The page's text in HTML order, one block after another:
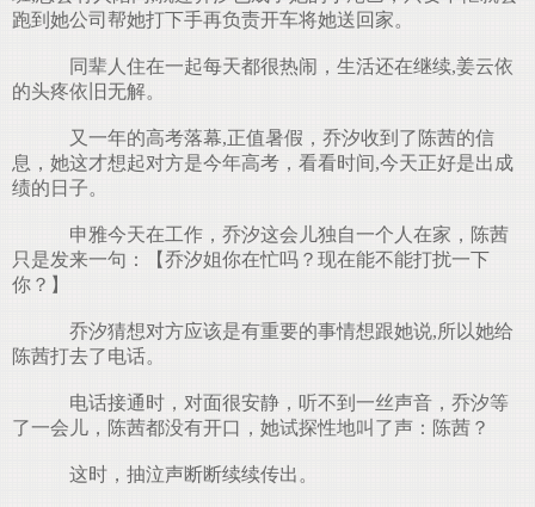
跑到她公司帮她打下手再负责开车将她送回家。
同辈人住在一起每天都很热闹，生活还在继续,姜云依
的头疼依旧无解。
又一年的高考落幕,正值暑假，乔汐收到了陈茜的信
息，她这才想起对方是今年高考，看看时间,今天正好是出成
绩的日子。
申雅今天在工作，乔汐这会儿独自一个人在家，陈茜
只是发来一句：【乔汐姐你在忙吗？现在能不能打扰一下
你？】
乔汐猜想对方应该是有重要的事情想跟她说,所以她给
陈茜打去了电话。
电话接通时，对面很安静，听不到一丝声音，乔汐等
了一会儿，陈茜都没有开口，她试探性地叫了声：陈茜？
这时，抽泣声断断续续传出。